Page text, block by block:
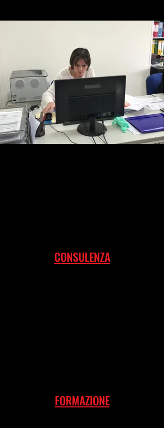
CONSULENZA
FORMAZIONE